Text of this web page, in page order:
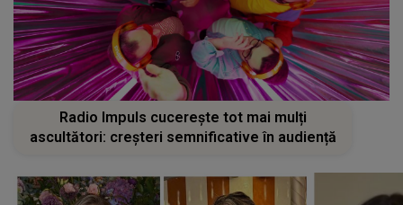
Radio Impuls cucerește tot mai mulți
ascultători: creșteri semnificative în audiență